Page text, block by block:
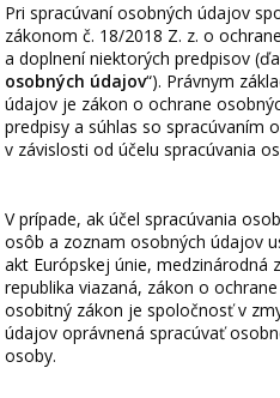
Pri spracúvaní osobných údajov
zákonom č. 18/2018 Z. z. o
a doplnení niektorých predpisov
osobných údajov“). Právnym
údajov je zákon o ochrane
predpisy a súhlas so spracúvaním
v závislosti od účelu spracúvania
V prípade, ak účel spracúvania
osôb a zoznam osobných údajov
akt Európskej únie, medzinárodná
republika viazaná, zákon o
osobitný zákon je spoločnosť v
údajov oprávnená spracúvať
osoby.